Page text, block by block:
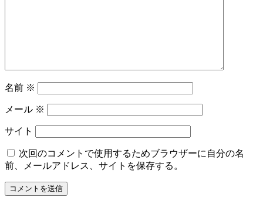
名前 ※
メール ※
サイト
次回のコメントで使用するためブラウザーに自分の名
前、メールアドレス、サイトを保存する。